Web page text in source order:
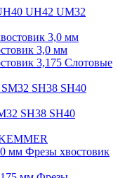
UH42 UM32
3,0 мм
Слотовые
SH38 SH40
Фрезы хвостовик